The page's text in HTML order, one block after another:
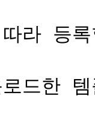
라 등